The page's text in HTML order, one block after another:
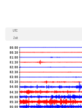
UTC
Zeit
00:00
00:30
01:00
01:30
02:00
02:30
03:00
03:30
04:00
04:30
05:00
05:30
06:00